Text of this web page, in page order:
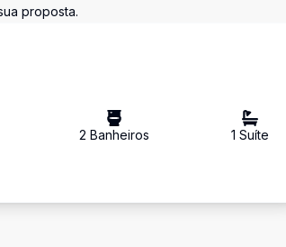
proposta.
2 Banheiros 1 Suíte